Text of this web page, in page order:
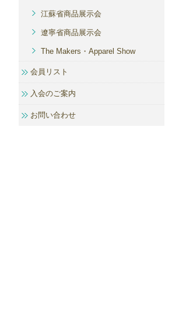
江蘇省商品展示会
遼寧省商品展示会
The Makers・Apparel Show
会員リスト
入会のご案内
お問い合わせ